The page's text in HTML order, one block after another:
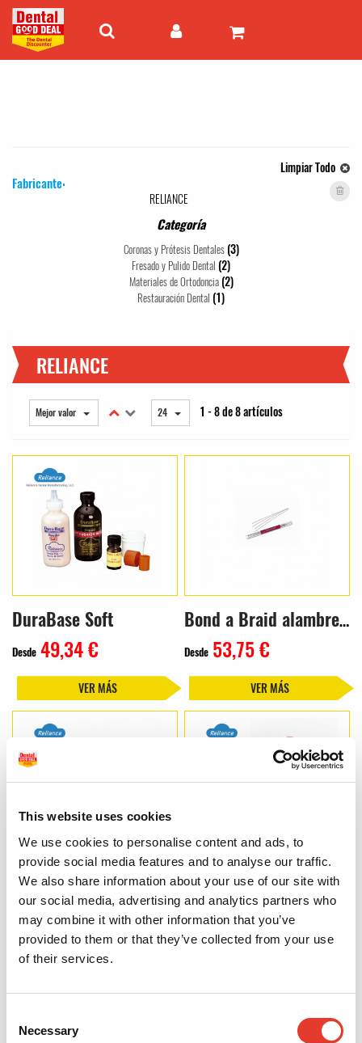
This website uses cookies
We use cookies to personalise content and ads, to
provide social media features and to analyse our traffic.
We also share information about your use of our site with
our social media, advertising and analytics partners who
may combine it with other information that you’ve
provided to them or that they’ve collected from your use
of their services.
Selection
Necessary
Limpiar Todo
Fabricante:
RELIANCE
Categoría
Coronas y Prótesis Dentales(3)
Fresado y Pulido Dental (2)
Materiales de Ortodoncia(2)
Restauración Dental (1)
RELIANCE
Mejor valor 24 1 - 8 de 8 artículos
DuraBase Soft
Desde 49,34 €
VER MÁS
Bond a Braid alambre de retención (10x15cm)
Desde 53,75 €
VER MÁS
Ultraband Lok jeringa (5g)
Desde 44,15 €
VER MÁS
DuraLay
Desde 12,23 €
VER MÁS